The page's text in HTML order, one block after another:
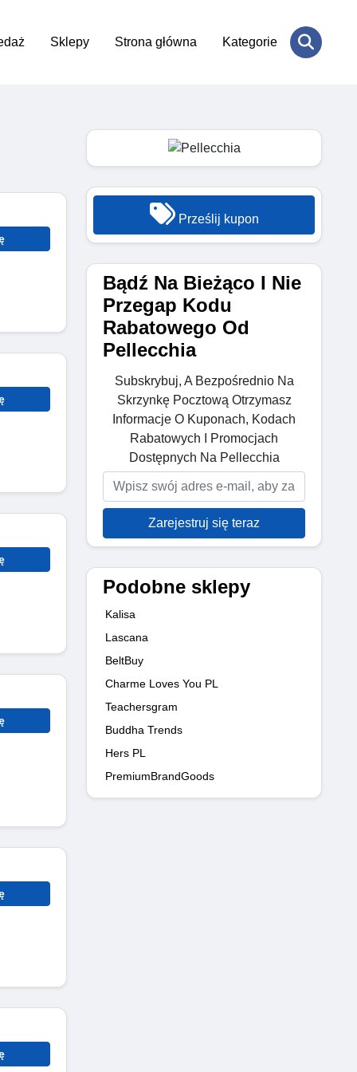
Sklepy Strona główna Kategorie
Prześlij kupon
Bądź Na Bieżąco I Nie
Przegap Kodu
Rabatowego Od
Pellecchia
Subskrybuj, A Bezpośrednio Na
Skrzynkę Pocztową Otrzymasz
Informacje O Kuponach, Kodach
Rabatowych I Promocjach
Dostępnych Na Pellecchia
Zarejestruj się teraz
Podobne sklepy
Kalisa
Lascana
BeltBuy
Charme Loves You PL
Teachersgram
Buddha Trends
Hers PL
PremiumBrandGoods